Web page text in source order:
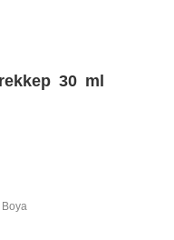
30 ml